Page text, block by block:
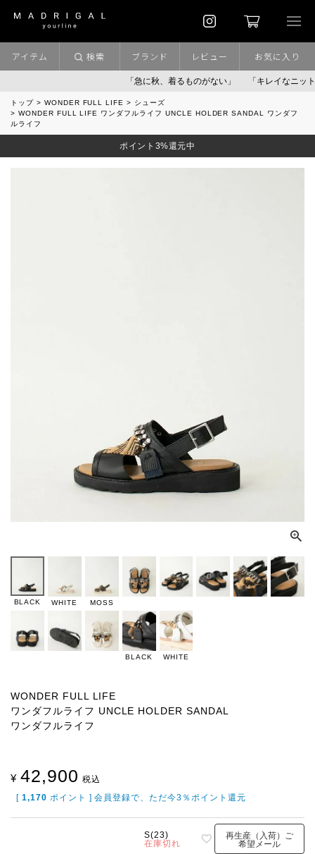
「急に秋、着るものがない」 「キレイなニット」 ポ
アイテム 検索 ブランド レビュー お気に入り
トップ WONDER FULL LIFE
シューズ
WONDER FULL LIFE ワンダフルライフ UNCLE HOLDER SANDAL ワンダフ
ルライフ
ポイント3%還元中
BLACK WHITE MOSS
BLACK WHITE
WONDER FULL LIFE
ワンダフルライフ UNCLE HOLDER SANDAL
ワンダフルライフ
¥ 42,900 税込
[ 1,170 ポイント ] 会員登録で、ただ今3％ポイント還元
S(23)
在庫切れ
再生産（入荷）ご
希望メール